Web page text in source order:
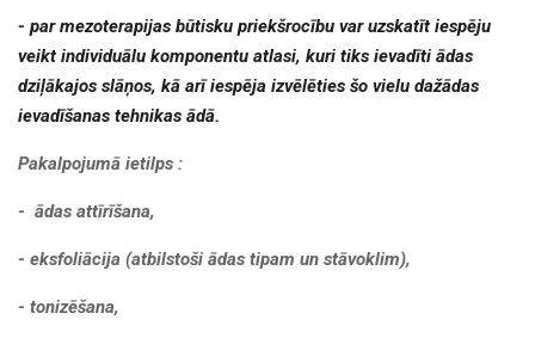
- par mezoterapijas būtisku priekšrocību var uzskatīt iespēju
veikt individuālu komponentu atlasi, kuri tiks ievadīti ādas
dziļākajos slāņos, kā arī iespēja izvēlēties šo vielu dažādas
ievadīšanas tehnikas ādā.
Pakalpojumā ietilps :
- ādas attīrīšana,
- eksfoliācija (atbilstoši ādas tipam un stāvoklim),
- tonizēšana,